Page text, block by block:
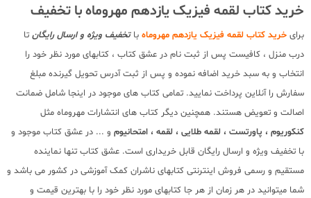
خرید کتاب لقمه فیزیک یازدهم مهروماه با تخفیف
برای خرید کتاب لقمه فیزیک یازدهم مهروماه باتخفیف ویژه و ارسال رایگان تا
درب منزل ، کافیست پس از ثبت نام در عشق کتاب ، کتابهای مورد نظر خود را
انتخاب و به سبد خرید اضافه نموده و پس از ثبت آدرس تحویل گیرنده مبلغ
سفارش را آنلاین پرداخت نمایید. تمامی کتاب های موجود در اینجا شامل ضمانت
اصالت و تعویض هستند. همچنین دیگر کتاب های انتشارات مهروماه مثل
کنکوریوم ، پاورتست ، لقمه طلایی ، لقمه ، امتحانیوم و ... در عشق کتاب موجود و
با تخفیف ویژه و ارسال رایگان قابل خریداری است. عشق کتاب تنها نماینده
مستقیم و رسمی فروش اینترنتی کتابهای ناشران کمک آموزشی در کشور می باشد و
شما میتوانید در هر زمان از هر جا کتابهای مورد نظر خود را با بهترین قیمت و